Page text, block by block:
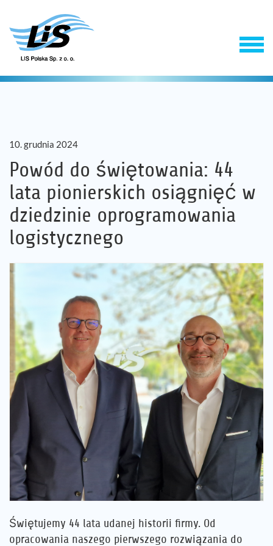
Produkty
Usługi
Firma
Referencje
Aktualności
Kontakt
PL
10. grudnia 2024
Powód do świętowania: 44
lata pionierskich osiągnięć w
dziedzinie oprogramowania
logistycznego
Świętujemy 44 lata udanej historii firmy. Od
opracowania naszego pierwszego rozwiązania do